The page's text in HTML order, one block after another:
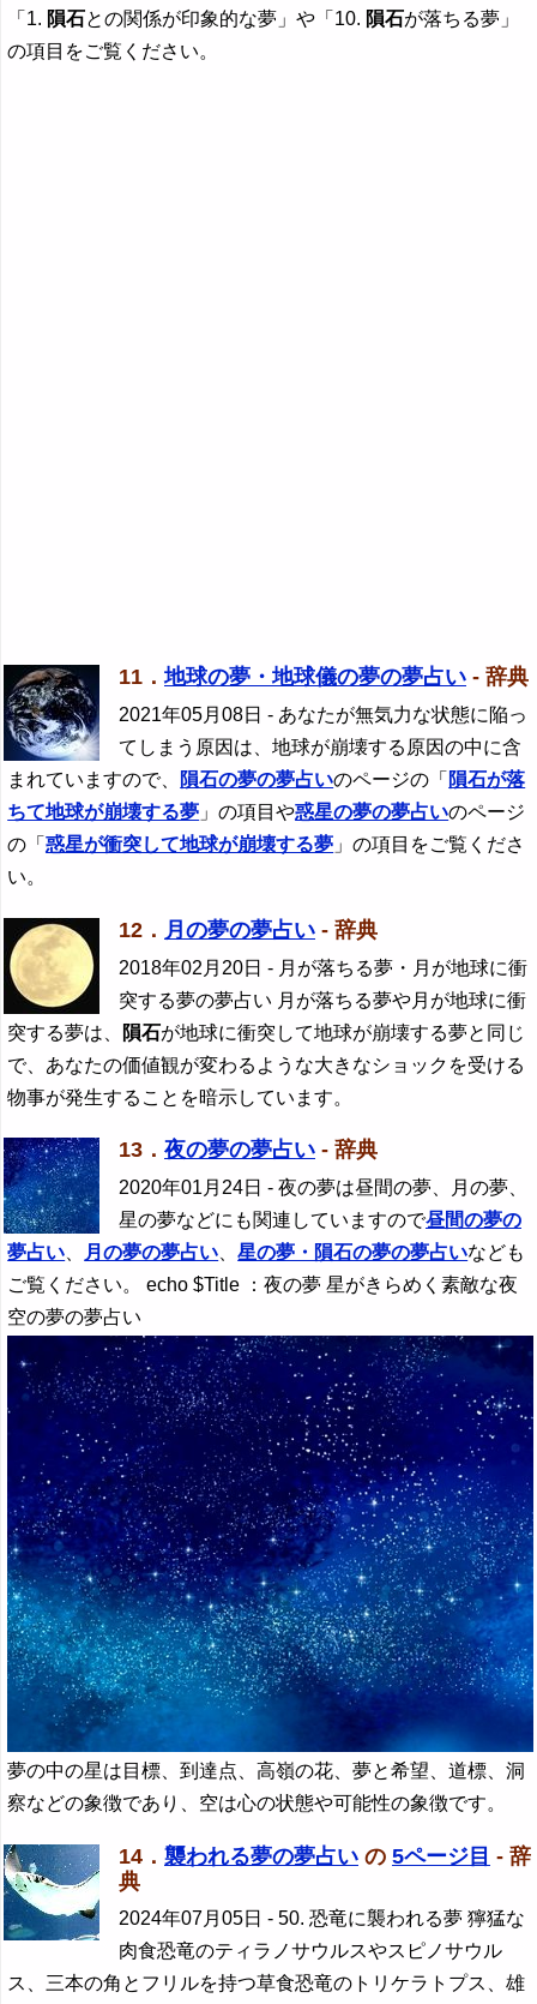
「1. 隕石との関係が印象的な夢」や「10. 隕石が落ちる夢」
の項目をご覧ください。
11．地球の夢・地球儀の夢の夢占い - 辞典
2021年05月08日 - あなたが無気力な状態に陥っ
てしまう原因は、地球が崩壊する原因の中に含
まれていますので、
隕石の夢の夢占いのページの「 隕石が落
ちて地球が崩壊する夢 」の項目や惑星の夢の夢占いのページ
の「惑星が衝突して地球が崩壊する夢 」の項目をご覧くださ
い。
12． 月の夢の夢占い - 辞典
2018年02月20日 - 月が落ちる夢・月が地球に衝
突する夢の夢占い 月が落ちる夢や月が地球に衝
突する夢は、
隕石が地球に衝突して地球が崩壊する夢と同じ
で、あなたの価値観が変わるような大きなショックを受ける
物事が発生することを暗示しています。
13． 夜の夢の夢占い - 辞典
2020年01月24日 - 夜の夢は昼間の夢、月の夢、
星の夢などにも関連していますので昼間の夢の
夢占い
月の夢の夢占い 、星の夢・隕石の夢の夢占いなども
ご覧ください。 echo $Title ：夜の夢 星がきらめく素敵な夜
空の夢の夢占い
夢の中の星は目標、到達点、高嶺の花、夢と希望、道標、洞
察などの象徴であり、空は心の状態や可能性の象徴です。
14． 襲われる夢の夢占い の 5ページ目 - 辞
典
2024年07月05日 - 50. 恐竜に襲われる夢 獰猛な
肉食恐竜のティラノサウルスやスピノサウル
ス、三本の角とフリルを持つ草食恐竜のトリケラトプス、雄